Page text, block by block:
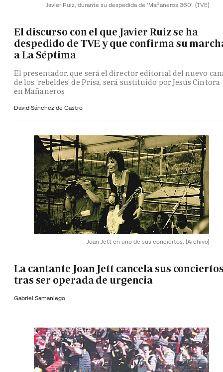
Javier Ruiz, durante su despedida de 'Mañaneros 360'. (TVE)
El discurso con el que Javier Ruiz se ha
despedido de TVE y que confirma su
a La Séptima
El presentador, que será el director editorial del nuevo
de los 'rebeldes' de Prisa, será sustituido por Jesús Cintora
en Mañaneros
David Sánchez de Castro
Joan Jett en uno de sus conciertos. (Archivo)
La cantante Joan Jett cancela sus
tras ser operada de urgencia
Gabriel Samaniego